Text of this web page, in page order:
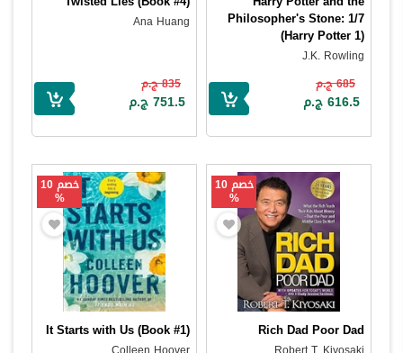
Philosopher's Stone: 1/7
(Harry Potter 1)
J.K. Rowling
685 ج.م
616.5 ج.م
Ana Huang
835 ج.م
751.5 ج.م
خصم 10
%
Rich Dad Poor Dad
خصم 10
%
It Starts with Us (Book #1)